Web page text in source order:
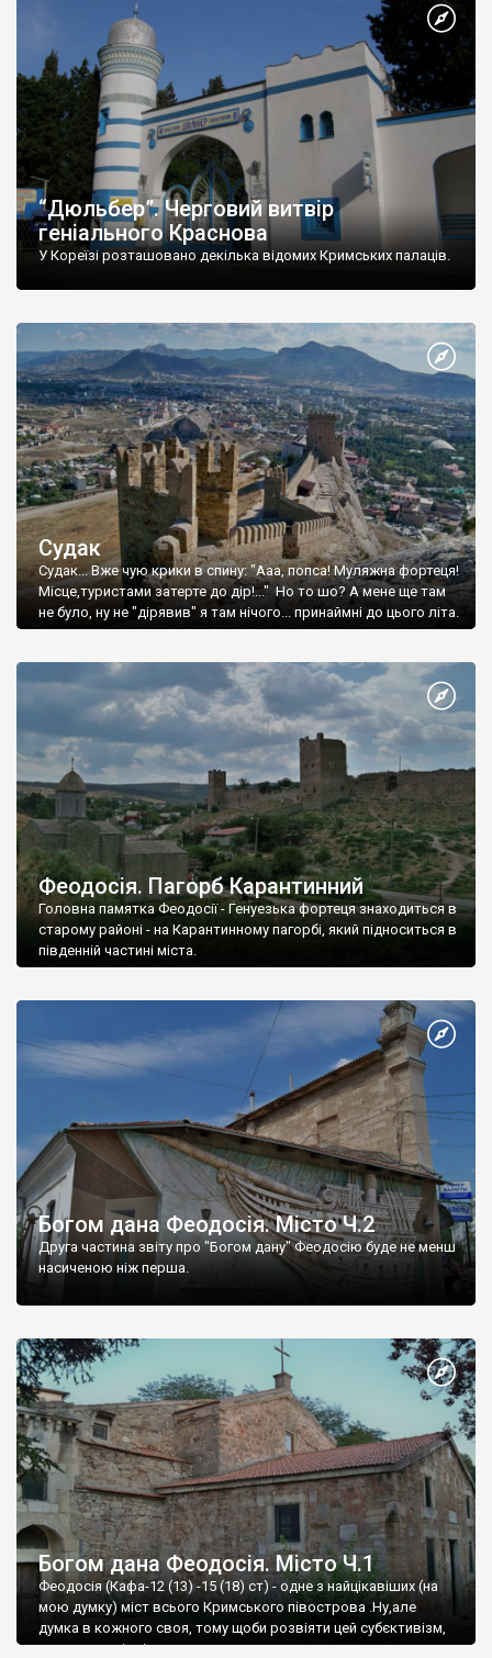
“Дюльбер”. Черговий витвір
геніального Краснова
У Кореїзі розташовано декілька відомих Кримських палаців.
Судак
Судак... Вже чую крики в спину: "Ааа, попса! Муляжна фортеця!
Місце,туристами затерте до дір!..." Но то шо? А мене ще там
не було, ну не "дірявив" я там нічого... принаймні до цього літа.
Феодосія. Пагорб Карантинний
Головна памятка Феодосії - Генуезька фортеця знаходиться в
старому районі - на Карантинному пагорбі, який підноситься в
південній частині міста.
Богом дана Феодосія. Місто Ч.2
Друга частина звіту про "Богом дану" Феодосію буде не менш
насиченою ніж перша.
Богом дана Феодосія. Місто Ч.1
Феодосія (Кафа-12 (13) -15 (18) ст) - одне з найцікавіших (на
мою думку) міст всього Кримського півострова .Ну,але
думка в кожного своя, тому щоби розвіяти цей субєктивізм,
запрошую відвідати це